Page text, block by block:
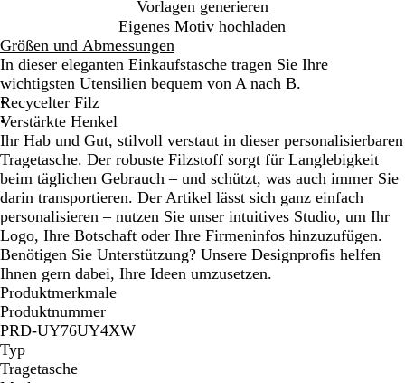
a
u
Vorlagen generieren
Eigenes Motiv hochladen
Größen und Abmessungen
In dieser eleganten Einkaufstasche tragen Sie Ihre
wichtigsten Utensilien bequem von A nach B.
Recycelter Filz
Verstärkte Henkel
Ihr Hab und Gut, stilvoll verstaut in dieser personalisierbaren
Tragetasche. Der robuste Filzstoff sorgt für Langlebigkeit
beim täglichen Gebrauch – und schützt, was auch immer Sie
darin transportieren. Der Artikel lässt sich ganz einfach
personalisieren – nutzen Sie unser intuitives Studio, um Ihr
Logo, Ihre Botschaft oder Ihre Firmeninfos hinzuzufügen.
Benötigen Sie Unterstützung? Unsere Designprofis helfen
Ihnen gern dabei, Ihre Ideen umzusetzen.
Produktmerkmale
Produktnummer
PRD-UY76UY4XW
Typ
Tragetasche